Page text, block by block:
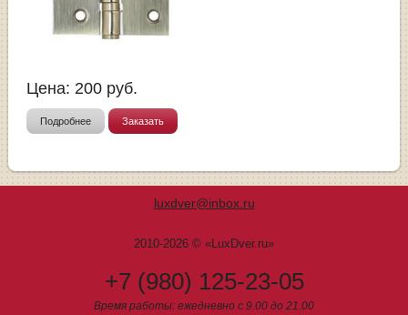
Цена: 200 руб.
Подробнее Заказать
luxdver@inbox.ru
2010-2026 © «LuxDver.ru»
+7 (980) 125-23-05
Время работы: ежедневно с 9.00 до 21.00